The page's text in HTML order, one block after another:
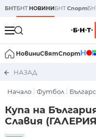
БНТБНТ НОВИНИБНТСпорт
НовиниСвятСпорт
НАЗАД
Начало Футбол
Купа на
Славия